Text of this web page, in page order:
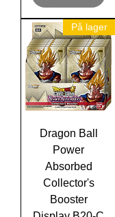
På lager
Dragon Ball
Power
Absorbed
Collector's
Booster